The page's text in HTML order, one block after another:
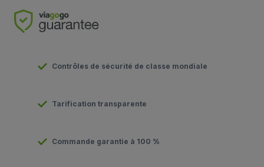
Contrôles de sécurité de classe mondiale
Tarification transparente
Commande garantie à 100 %